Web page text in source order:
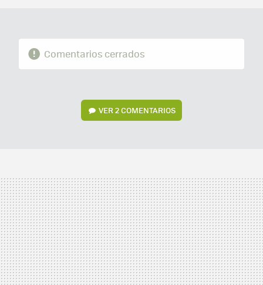
Comentarios cerrados
VER2 COMENTARIOS